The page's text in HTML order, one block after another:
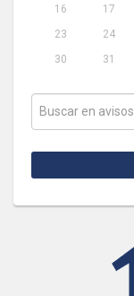
16
17
23
24
30
31